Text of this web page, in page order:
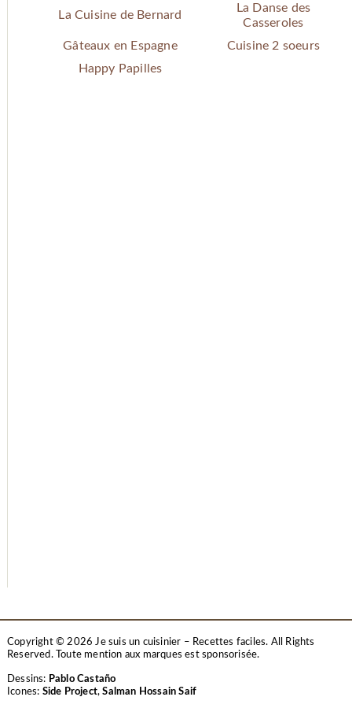
La Cuisine de Bernard
La Danse des
Casseroles
Gâteaux en Espagne
Cuisine 2 soeurs
Happy Papilles
Copyright © 2026 Je suis un cuisinier – Recettes faciles. All Rights
Reserved.Toute mention aux marques est sponsorisée.
Dessins: Pablo Castaño
Icones: Side Project,Salman Hossain Saif